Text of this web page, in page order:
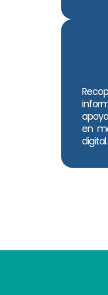
en
digital.